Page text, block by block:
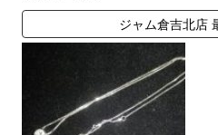
ジャム倉吉北店